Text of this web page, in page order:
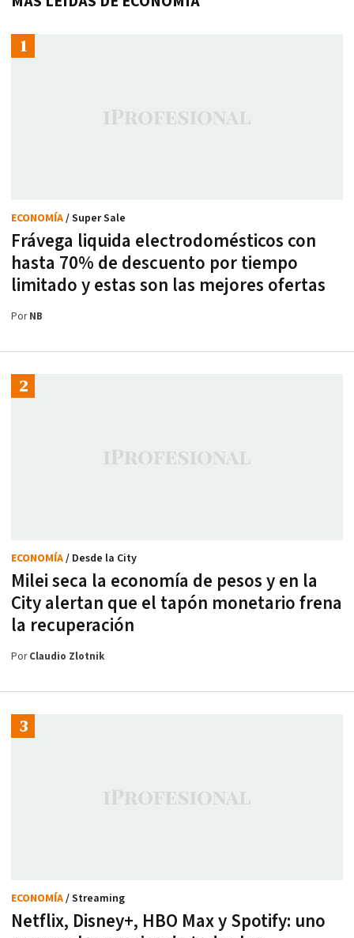
Frávega liquida electrodomésticos con
hasta 70% de descuento por tiempo
limitado y estas son las mejores ofertas
ECONOMÍA/ Super Sale
PorNB
Milei seca la economía de pesos y en la
City alertan que el tapón monetario frena
la recuperación
ECONOMÍA/ Desde la City
PorClaudio Zlotnik
Netflix, Disney+, HBO Max y Spotify: uno
ECONOMÍA/ Streaming